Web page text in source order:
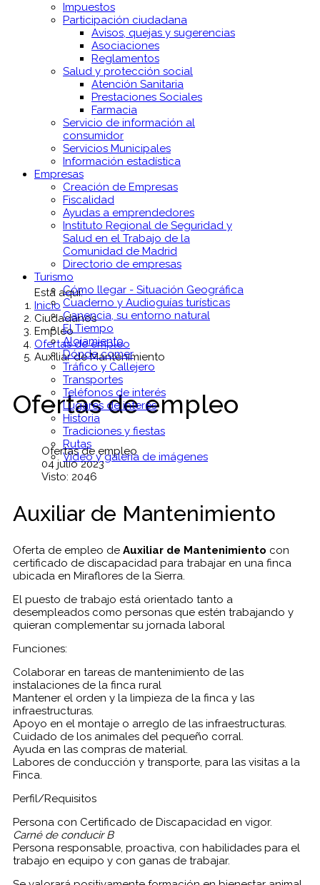
Impuestos
Participación ciudadana
Avisos, quejas y sugerencias
Asociaciones
Reglamentos
Salud y protección social
Atención Sanitaria
Prestaciones Sociales
Farmacia
Servicio de información al
consumidor
Servicios Municipales
Información estadística
Empresas
Creación de Empresas
Fiscalidad
Ayudas a emprendedores
Instituto Regional de Seguridad y
Salud en el Trabajo de la
Comunidad de Madrid
Directorio de empresas
Turismo
Cómo llegar - Situación Geográfica
Cuaderno y Audioguías turísticas
Canencia, su entorno natural
El Tiempo
Alojamiento
Dónde comer
Tráfico y Callejero
Transportes
Teléfonos de interés
Lugares de interés
Historia
Tradiciones y fiestas
Rutas
Vídeo y galería de imágenes
Está aquí:
Inicio
Ciudadanos
Empleo
Ofertas de empleo
Auxiliar de Mantenimiento
Ofertas de empleo
Ofertas de empleo
04 julio 2023
Visto: 2046
Auxiliar de Mantenimiento
Oferta de empleo de Auxiliar de Mantenimiento con
certificado de discapacidad para trabajar en una finca
ubicada en Miraflores de la Sierra.
El puesto de trabajo está orientado tanto a
desempleados como personas que estén trabajando y
quieran complementar su jornada laboral
Funciones:
Colaborar en tareas de mantenimiento de las
instalaciones de la finca rural
Mantener el orden y la limpieza de la finca y las
infraestructuras.
Apoyo en el montaje o arreglo de las infraestructuras.
Cuidado de los animales del pequeño corral.
Ayuda en las compras de material.
Labores de conducción y transporte, para las visitas a la
Finca.
Perfil/Requisitos
Persona con Certificado de Discapacidad en vigor.
Carné de conducir B
Persona responsable, proactiva, con habilidades para el
trabajo en equipo y con ganas de trabajar.